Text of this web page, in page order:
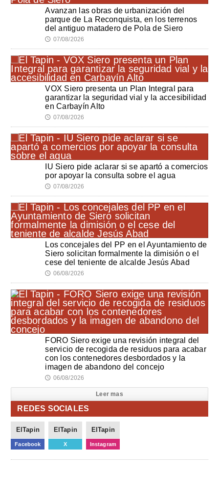
Avanzan las obras de urbanización del
parque de La Reconquista, en los terrenos
del antiguo matadero de Pola de Siero
🕔 07/08/2026
VOX Siero presenta un Plan Integral para
garantizar la seguridad vial y la accesibilidad
en Carbayín Alto
🕔 07/08/2026
IU Siero pide aclarar si se apartó a comercios
por apoyar la consulta sobre el agua
🕔 07/08/2026
Los concejales del PP en el Ayuntamiento de
Siero solicitan formalmente la dimisión o el
cese del teniente de alcalde Jesús Abad
🕔 06/08/2026
FORO Siero exige una revisión integral del
servicio de recogida de residuos para acabar
con los contenedores desbordados y la
imagen de abandono del concejo
🕔 06/08/2026
Leer mas
REDES SOCIALES
ElTapin
Facebook
ElTapin
X
ElTapin
Instagram